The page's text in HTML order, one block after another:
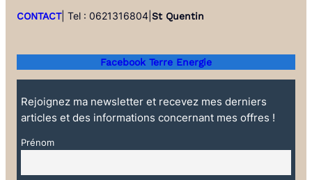
CONTACT| Tel : 0621316804 St Quentin
Facebook Terre Energie
Rejoignez ma newsletter et recevez mes derniers
articles et des informations concernant mes offres !
Prénom